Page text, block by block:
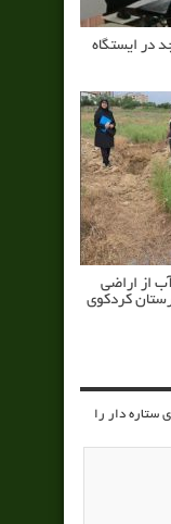
در ایستگاه
از اراضی
کردکوی
ستاره دار را